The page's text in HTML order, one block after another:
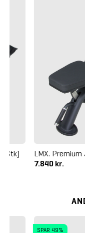
Stk)
LMX.
7.840 kr.
SPAR 49%